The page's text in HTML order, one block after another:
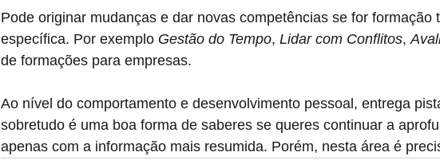
Pode originar mudanças e dar novas competências se for formação
específica. Por exemplo Gestão do Tempo, Lidar com Conflitos,
de formações para empresas.
Ao nível do comportamento e desenvolvimento pessoal, entrega
sobretudo é uma boa forma de saberes se queres continuar a
apenas com a informação mais resumida. Porém, nesta área é